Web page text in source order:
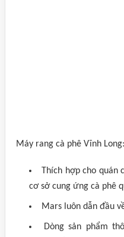
Máy rang cà phê Vĩnh
Thích hợp cho
cơ sở cung ứng cà phê
Mars luôn dẫn đầu
Dòng sản phẩm